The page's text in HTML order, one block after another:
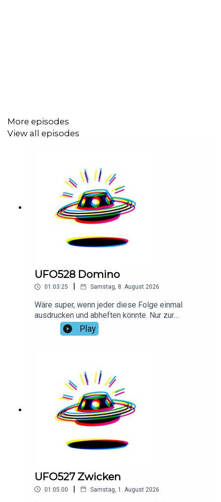
More episodes
View all episodes
UFO528 Domino
01:03:25 Samstag, 8. August 2026
Wäre super, wenn jeder diese Folge einmal
ausdrucken und abheften könnte. Nur zur
Sicherheit. Danke!Vielen Dank an Lars für das
Intro!Hier findest du alle Infos und Rabatte
Play
UFO527 Zwicken
01:05:00 | Samstag, 1. August 2026